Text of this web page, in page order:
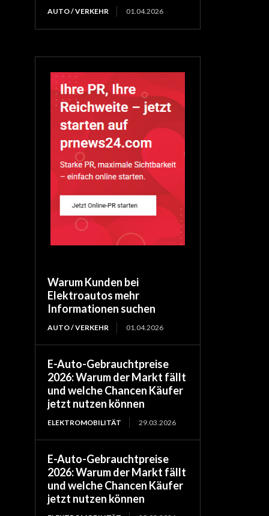
AUTO / VERKEHR 01.04.2026
Warum Kunden bei
Elektroautos mehr
Informationen suchen
AUTO / VERKEHR 01.04.2026
E-Auto-Gebrauchtpreise
2026: Warum der Markt fällt
und welche Chancen Käufer
jetzt nutzen können
ELEKTROMOBILITÄT 29.03.2026
E-Auto-Gebrauchtpreise
2026: Warum der Markt fällt
und welche Chancen Käufer
jetzt nutzen können